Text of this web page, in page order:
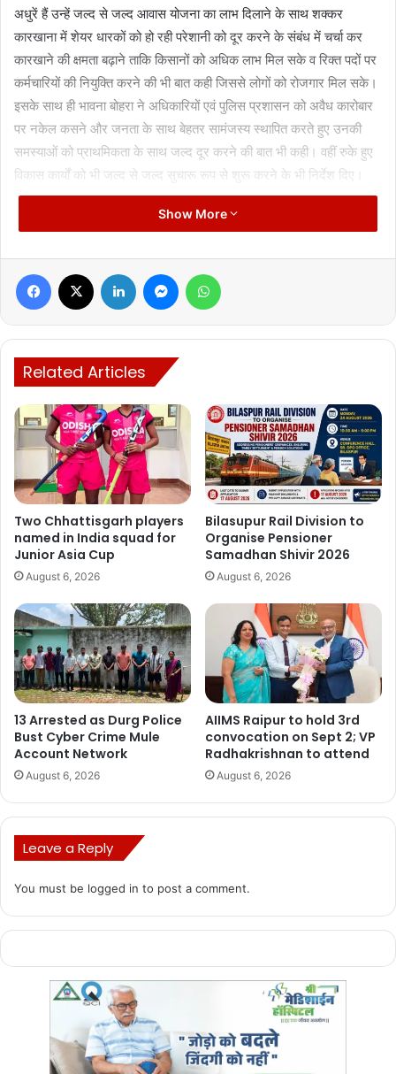
अधुरें हैं उन्हें जल्द से जल्द आवास योजना का लाभ दिलाने के साथ शक्कर
कारखाना में शेयर धारकों को हो रही परेशानी को दूर करने के संबंध में चर्चा कर
कारखाने की क्षमता बढ़ाने ताकि किसानों को अधिक लाभ मिल सके व रिक्त पदों पर
कर्मचारियों की नियुक्ति करने की भी बात कही जिससे लोगों को रोजगार मिल सके।
इसके साथ ही भावना बोहरा ने अधिकारियों एवं पुलिस प्रशासन को अवैध कारोबार
पर नकेल कसने और जनता के साथ बेहतर सामंजस्य स्थापित करते हुए उनकी
समस्याओं को प्राथमिकता के साथ जल्द दूर करने की बात भी कही। वहीं रुके हुए
विकास कार्यों को भी जल्द से जल्द सुचारू रूप से शुरू करने के भी निर्देश दिए।
Show More
Facebook LinkedIn Messenger
Related Articles
Two Chhattisgarh players
named in India squad for
Junior Asia Cup
August 6, 2026
Bilasupur Rail Division to
Organise Pensioner
Samadhan Shivir 2026
August 6, 2026
13 Arrested as Durg Police
Bust Cyber Crime Mule
Account Network
August 6, 2026
AIIMS Raipur to hold 3rd
convocation on Sept 2; VP
Radhakrishnan to attend
August 6, 2026
Leave a Reply
You must be logged in to post a comment.